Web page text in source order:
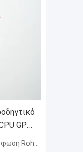
GPU
CPU GPU γεμίζει το κενό